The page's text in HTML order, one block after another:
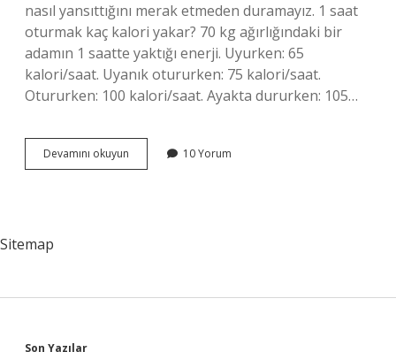
nasıl yansıttığını merak etmeden duramayız. 1 saat
oturmak kaç kalori yakar? 70 kg ağırlığındaki bir
adamın 1 saatte yaktığı enerji. Uyurken: 65
kalori/saat. Uyanık otururken: 75 kalori/saat.
Otururken: 100 kalori/saat. Ayakta dururken: 105…
Devamını okuyun
Insan
10 Yorum
Sitemap
Son Yazılar